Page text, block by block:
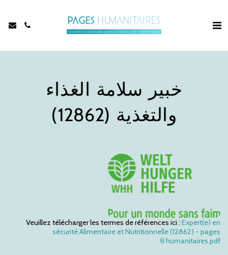
خبير سلامة الغذاء
والتغذية (12862)
Veuillez télécharger les termes de références ici : Expert(e) en
sécurité Alimentaire et Nutritionnelle (12862) - pages
humanitaires.pdf